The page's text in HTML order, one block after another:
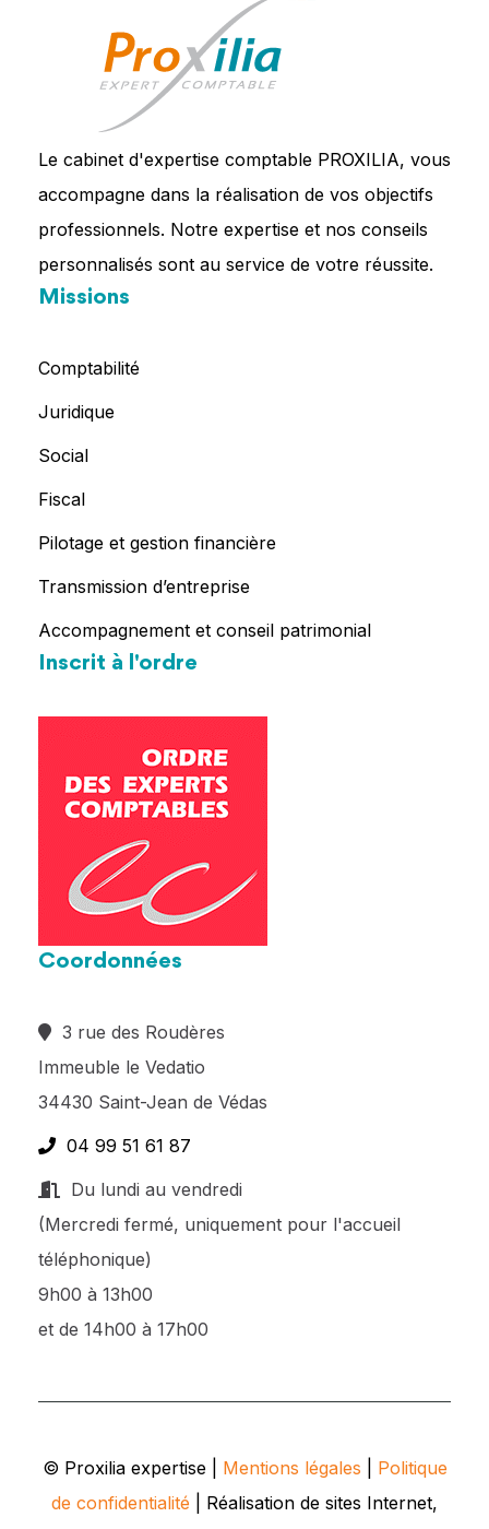
Le cabinet d'expertise comptable PROXILIA, vous
accompagne dans la réalisation de vos objectifs
professionnels. Notre expertise et nos conseils
personnalisés sont au service de votre réussite.
Missions
Comptabilité
Juridique
Social
Fiscal
Pilotage et gestion financière
Transmission d’entreprise
Accompagnement et conseil patrimonial
Inscrit à l'ordre
Coordonnées
3 rue des Roudères
Immeuble le Vedatio
34430 Saint-Jean de Védas
04 99 51 61 87
Du lundi au vendredi
(Mercredi fermé, uniquement pour l'accueil
téléphonique)
9h00 à 13h00
et de 14h00 à 17h00
© Proxilia expertise | Mentions légales
Politique
de confidentialité | Réalisation de sites Internet,